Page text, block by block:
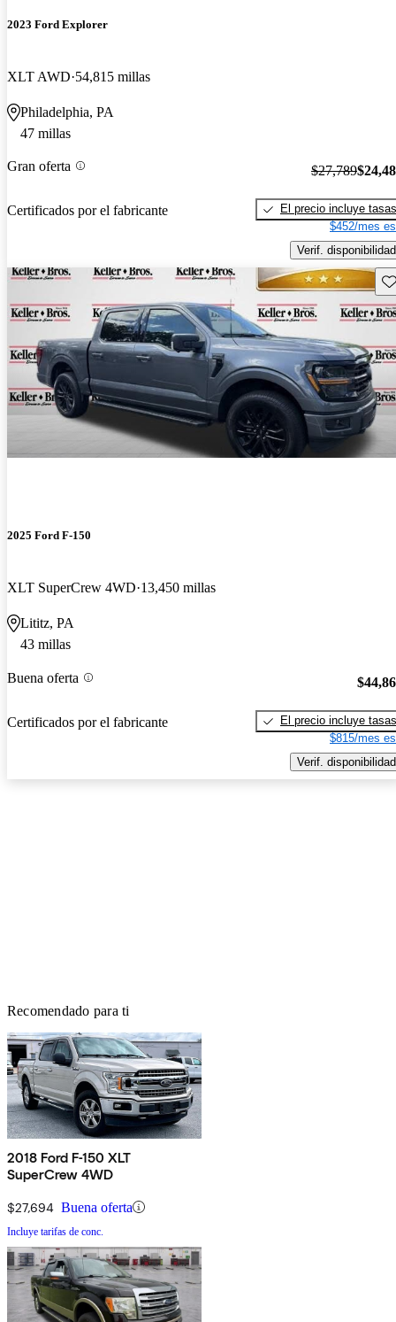
2023 Ford Explorer
XLT AWD 54,815 millas
Philadelphia, PA
47 millas
Gran oferta
Certificados por el fabricante
$27,789
El precio incluye tasas
$452/mes
Verif. disponibilidad
2025 Ford F-150
XLT SuperCrew 4WD 13,450 millas
Lititz, PA
43 millas
Buena oferta
Certificados por el fabricante
El precio incluye tasas
$815/mes
Verif. disponibilidad
Recomendado para ti
2018 Ford F-150 XLT
SuperCrew 4WD
$27,694 Buena oferta
Incluye tarifas de conc.